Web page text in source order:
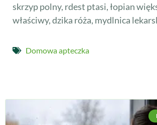
skrzyp polny, rdest ptasi, łopian
właściwy, dzika róża, mydlnica
Domowa apteczka